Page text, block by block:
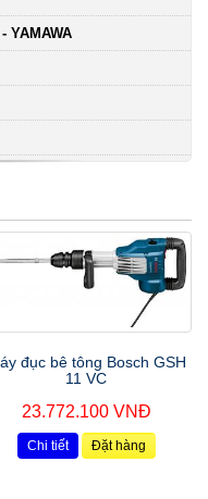
YAMAWA
đục bê tông Bosch GSH
11 VC
23.772.100 VNĐ
Chi tiết Đặt hàng